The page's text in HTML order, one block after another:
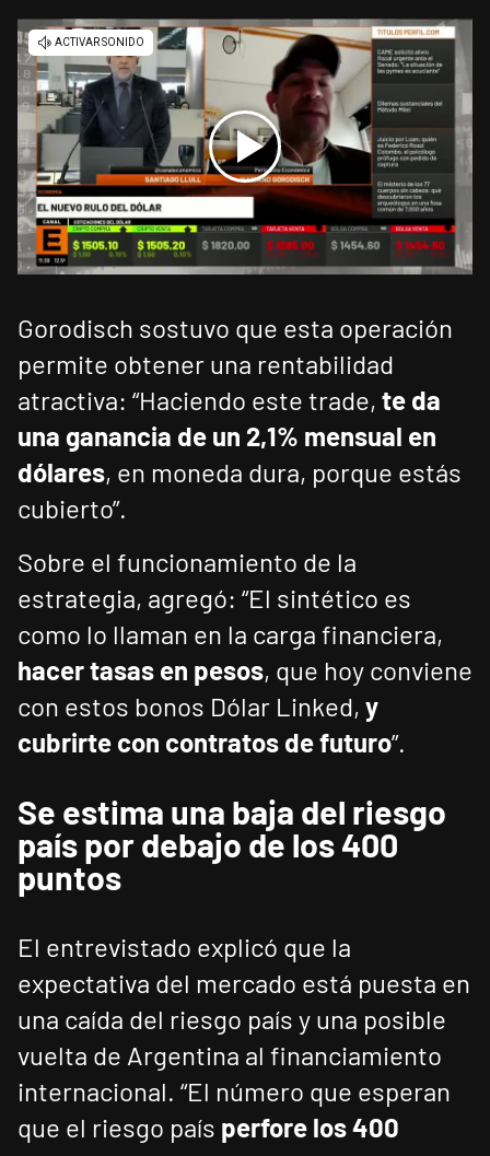
Gorodisch sostuvo que esta operación
permite obtener una rentabilidad
atractiva: “Haciendo este trade, te da
una ganancia de un 2,1% mensual en
dólares, en moneda dura, porque estás
cubierto”.
Sobre el funcionamiento de la
estrategia, agregó: “El sintético es
como lo llaman en la carga financiera,
hacer tasas en pesos, que hoy conviene
con estos bonos Dólar Linked, y
cubrirte con contratos de futuro”.
Se estima una baja del riesgo
país por debajo de los 400
puntos
El entrevistado explicó que la
expectativa del mercado está puesta en
una caída del riesgo país y una posible
vuelta de Argentina al financiamiento
internacional. “El número que esperan
que el riesgo país perfore los 400